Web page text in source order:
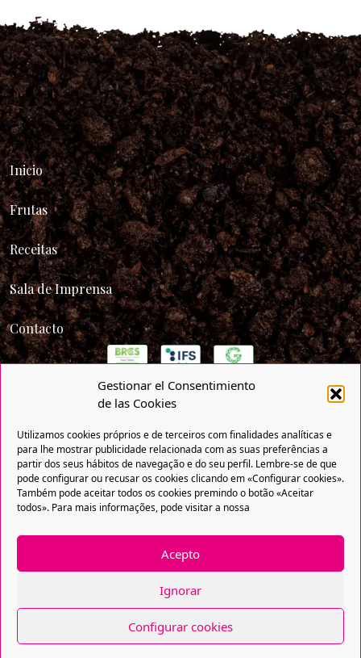
Gestionar el Consentimiento
de las Cookies
Utilizamos cookies próprios e de terceiros com finalidades analíticas e
para lhe mostrar publicidade relacionada com as suas preferências a
partir dos seus hábitos de navegação e do seu perfil. Lembre-se de que
pode configurar ou recusar os cookies clicando em «Configurar cookies».
Também pode aceitar todos os cookies premindo o botão «Aceitar
todos». Para mais informações, pode visitar a nossa
Acepto
Ignorar
Configurar cookies
Inicio
Frutas
Receitas
Sala de Imprensa
Contacto
DINF
Copyright® 2021 FRUTAS BOLLO. Todos os direitos
reservados. Uma empresa da Bollo Natural Fruit.